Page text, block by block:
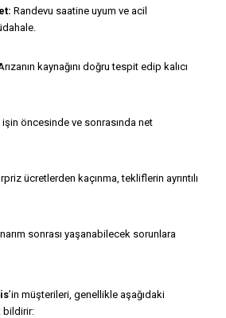
Randevu saatine uyum ve acil
kaynağını doğru tespit edip kalıcı
işin öncesinde ve sonrasında net
ücretlerden kaçınma, tekliflerin ayrıntılı
sonrası yaşanabilecek sorunlara
’in müşterileri, genellikle aşağıdaki
bildirir: